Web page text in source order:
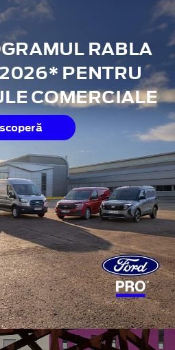
RABLA
2026* PENTRU
COMERCIALE